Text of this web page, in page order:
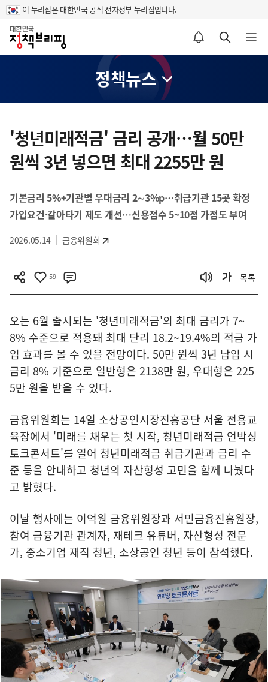
이 누리집은 대한민국 공식 전자정부 누리집입니다.
홈
알림설정 바로가기 검색 바로가기 메뉴 열기
정책뉴스
텐
영
'청년미래적금' 금리 공개…월 50만
원씩 3년 넣으면 최대 2255만 원
기본금리 5%+기관별 우대금리 2∼3%p…취급기관 15곳 확정
가입요건·갈아타기 제도 개선…신용점수 5~10점 가점도 부여
2026.05.14 금융위원회
59 목록
오는 6월 출시되는 '청년미래적금'의 최대 금리가 7~
8% 수준으로 적용돼 최대 단리 18.2~19.4%의 적금 가
입 효과를 볼 수 있을 전망이다. 50만 원씩 3년 납입 시
금리 8% 기준으로 일반형은 2138만 원, 우대형은 225
5만 원을 받을 수 있다.
금융위원회는 14일 소상공인시장진흥공단 서울 전용교
육장에서 '미래를 채우는 첫 시작, 청년미래적금 언박싱
토크콘서트'를 열어 청년미래적금 취급기관과 금리 수
준 등을 안내하고 청년의 자산형성 고민을 함께 나눴다
고 밝혔다.
이날 행사에는 이억원 금융위원장과 서민금융진흥원장,
참여 금융기관 관계자, 재테크 유튜버, 자산형성 전문
가, 중소기업 재직 청년, 소상공인 청년 등이 참석했다.